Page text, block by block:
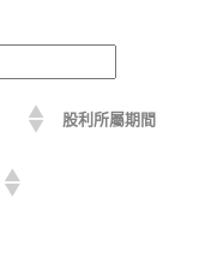
股利所屬期間